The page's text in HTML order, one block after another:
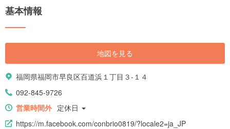
岡タワーの魅力を最大限に感じるための楽しみ方を紹介します。
基本情報
地図を見る
福岡県福岡市早良区百道浜１丁目３-１４
092-845-9726
営業時間外 定休日
https://m.facebook.com/conbrio0819/?locale2=ja_JP